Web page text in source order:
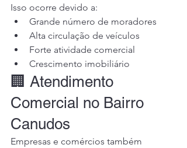
Isso ocorre devido a:
Grande número de moradores
Alta circulação de veículos
Forte atividade comercial
Crescimento imobiliário
🏢 Atendimento
Comercial no Bairro
Canudos
Empresas e comércios também